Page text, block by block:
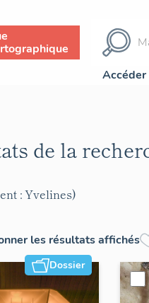
Accéder
de la
: Yvelines)
les résultats affichés
Dossier